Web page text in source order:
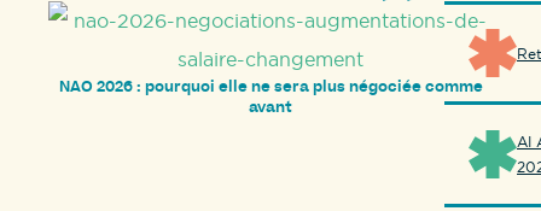
NAO 2026 : pourquoi elle ne sera plus négociée comme
avant
AI